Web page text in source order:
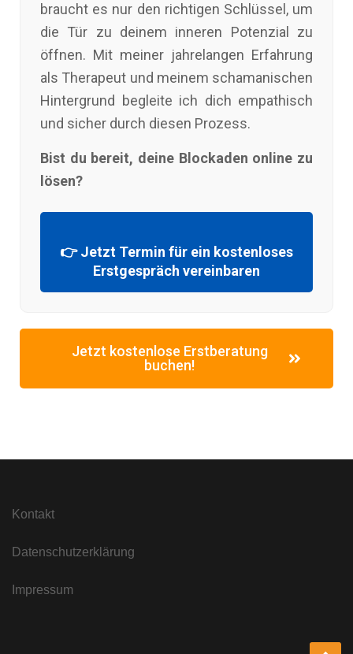
braucht es nur den richtigen Schlüssel, um
die Tür zu deinem inneren Potenzial zu
öffnen. Mit meiner jahrelangen Erfahrung
als Therapeut und meinem schamanischen
Hintergrund begleite ich dich empathisch
und sicher durch diesen Prozess.
Bist du bereit, deine Blockaden online zu
lösen?
👉 Jetzt Termin für ein kostenloses
Erstgespräch vereinbaren
Jetzt kostenlose Erstberatung
buchen!
Kontakt
Datenschutzerklärung
Impressum